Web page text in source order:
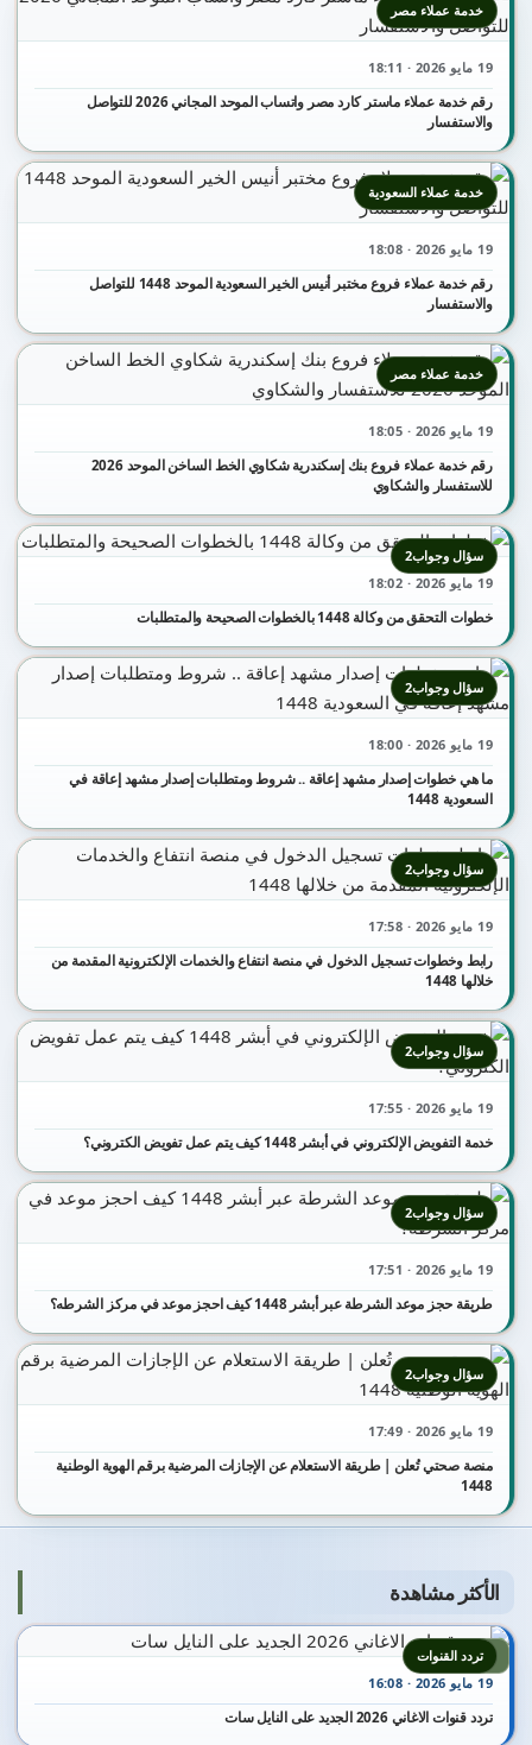
19 مايو 2026 · 18:11
رقم خدمة عملاء ماستر كارد مصر واتساب الموحد المجاني 2026 للتواصل
والاستفسار
خدمة عملاء مصر
19 مايو 2026 · 18:08
رقم خدمة عملاء فروع مختبر أنيس الخير السعودية الموحد 1448 للتواصل
والاستفسار
خدمة عملاء السعودية
19 مايو 2026 · 18:05
رقم خدمة عملاء فروع بنك إسكندرية شكاوي الخط الساخن الموحد 2026
للاستفسار والشكاوي
خدمة عملاء مصر
19 مايو 2026 · 18:02
خطوات التحقق من وكالة 1448 بالخطوات الصحيحة والمتطلبات
سؤال وجواب2
19 مايو 2026 · 18:00
ما هي خطوات إصدار مشهد إعاقة .. شروط ومتطلبات إصدار مشهد إعاقة في
السعودية 1448
سؤال وجواب2
19 مايو 2026 · 17:58
رابط وخطوات تسجيل الدخول في منصة انتفاع والخدمات الإلكترونية المقدمة من
خلالها 1448
سؤال وجواب2
19 مايو 2026 · 17:55
خدمة التفويض الإلكتروني في أبشر 1448 كيف يتم عمل تفويض الكتروني؟
سؤال وجواب2
19 مايو 2026 · 17:51
طريقة حجز موعد الشرطة عبر أبشر 1448 كيف احجز موعد في مركز الشرطه؟
سؤال وجواب2
19 مايو 2026 · 17:49
منصة صحتي تُعلن | طريقة الاستعلام عن الإجازات المرضية برقم الهوية الوطنية
1448
سؤال وجواب2
الأكثر مشاهدة
1
19 مايو 2026 · 16:08
تردد قنوات الاغاني 2026 الجديد على النايل سات
تردد القنوات